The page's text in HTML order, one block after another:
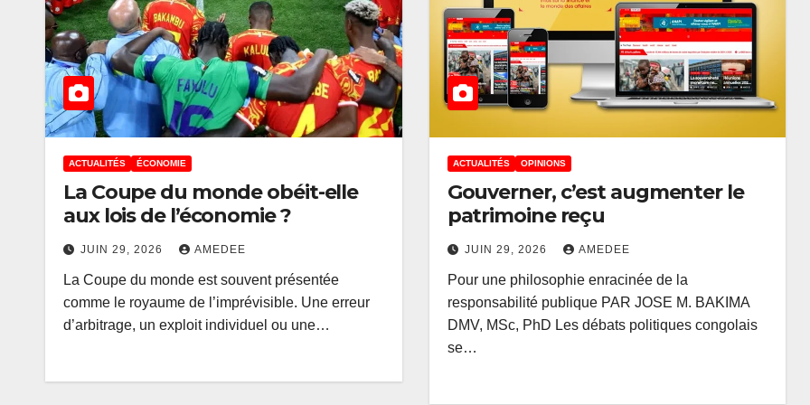
ACTUALITÉS ÉCONOMIE
La Coupe du monde obéit-elle
aux lois de l’économie ?
JUIN 29, 2026 AMEDEE
La Coupe du monde est souvent présentée
comme le royaume de l’imprévisible. Une erreur
d’arbitrage, un exploit individuel ou une…
ACTUALITÉS OPINIONS
Gouverner, c’est augmenter le
patrimoine reçu
JUIN 29, 2026 AMEDEE
Pour une philosophie enracinée de la
responsabilité publique PAR JOSE M. BAKIMA
DMV, MSc, PhD Les débats politiques congolais
se…